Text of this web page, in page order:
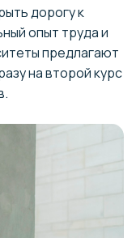
дорогу к
опыт труда и
предлагают
на второй курс